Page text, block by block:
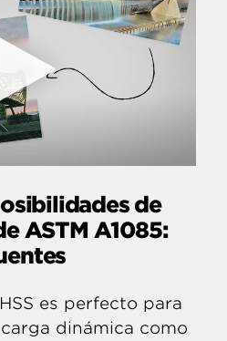
de
ASTM A1085:
es perfecto para
dinámica como